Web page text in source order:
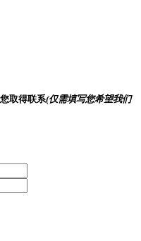
取得联系(仅需填写您希望我们